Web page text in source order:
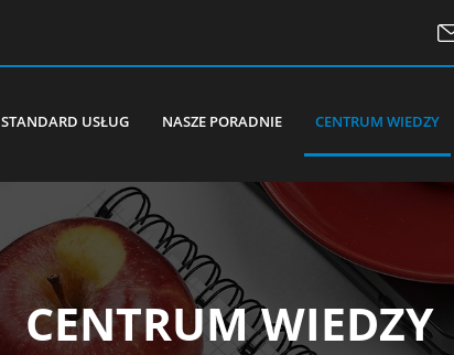
STANDARD USŁUG NASZE PORADNIE CENTRUM WIEDZY
CENTRUM WIEDZY